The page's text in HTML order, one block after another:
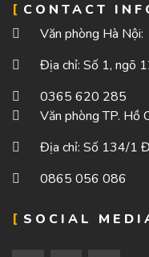
CONTACT
Văn phòng Hà Nội:
Địa chỉ: Số 1, ngõ
0365 620 285
Văn phòng TP. Hồ
Địa chỉ: Số 134/1
0865 056 086
SOCIAL